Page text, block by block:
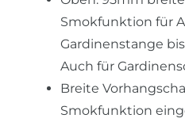
Smokfunktion für
Gardinenstange
Auch für
Breite
Smokfunktion